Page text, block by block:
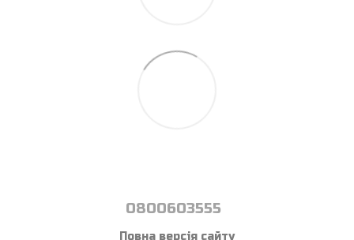
0800603555
Повна версія сайту